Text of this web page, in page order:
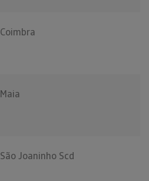
Coimbra
Maia
São Joaninho Scd